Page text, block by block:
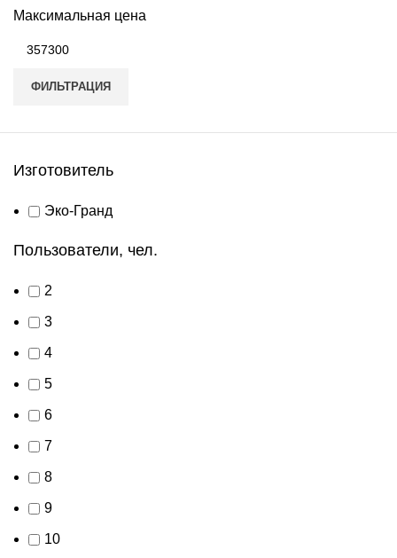
Максимальная цена
ФИЛЬТРАЦИЯ
Изготовитель
Эко-Гранд
Пользователи, чел.
2
3
4
5
6
7
8
9
10